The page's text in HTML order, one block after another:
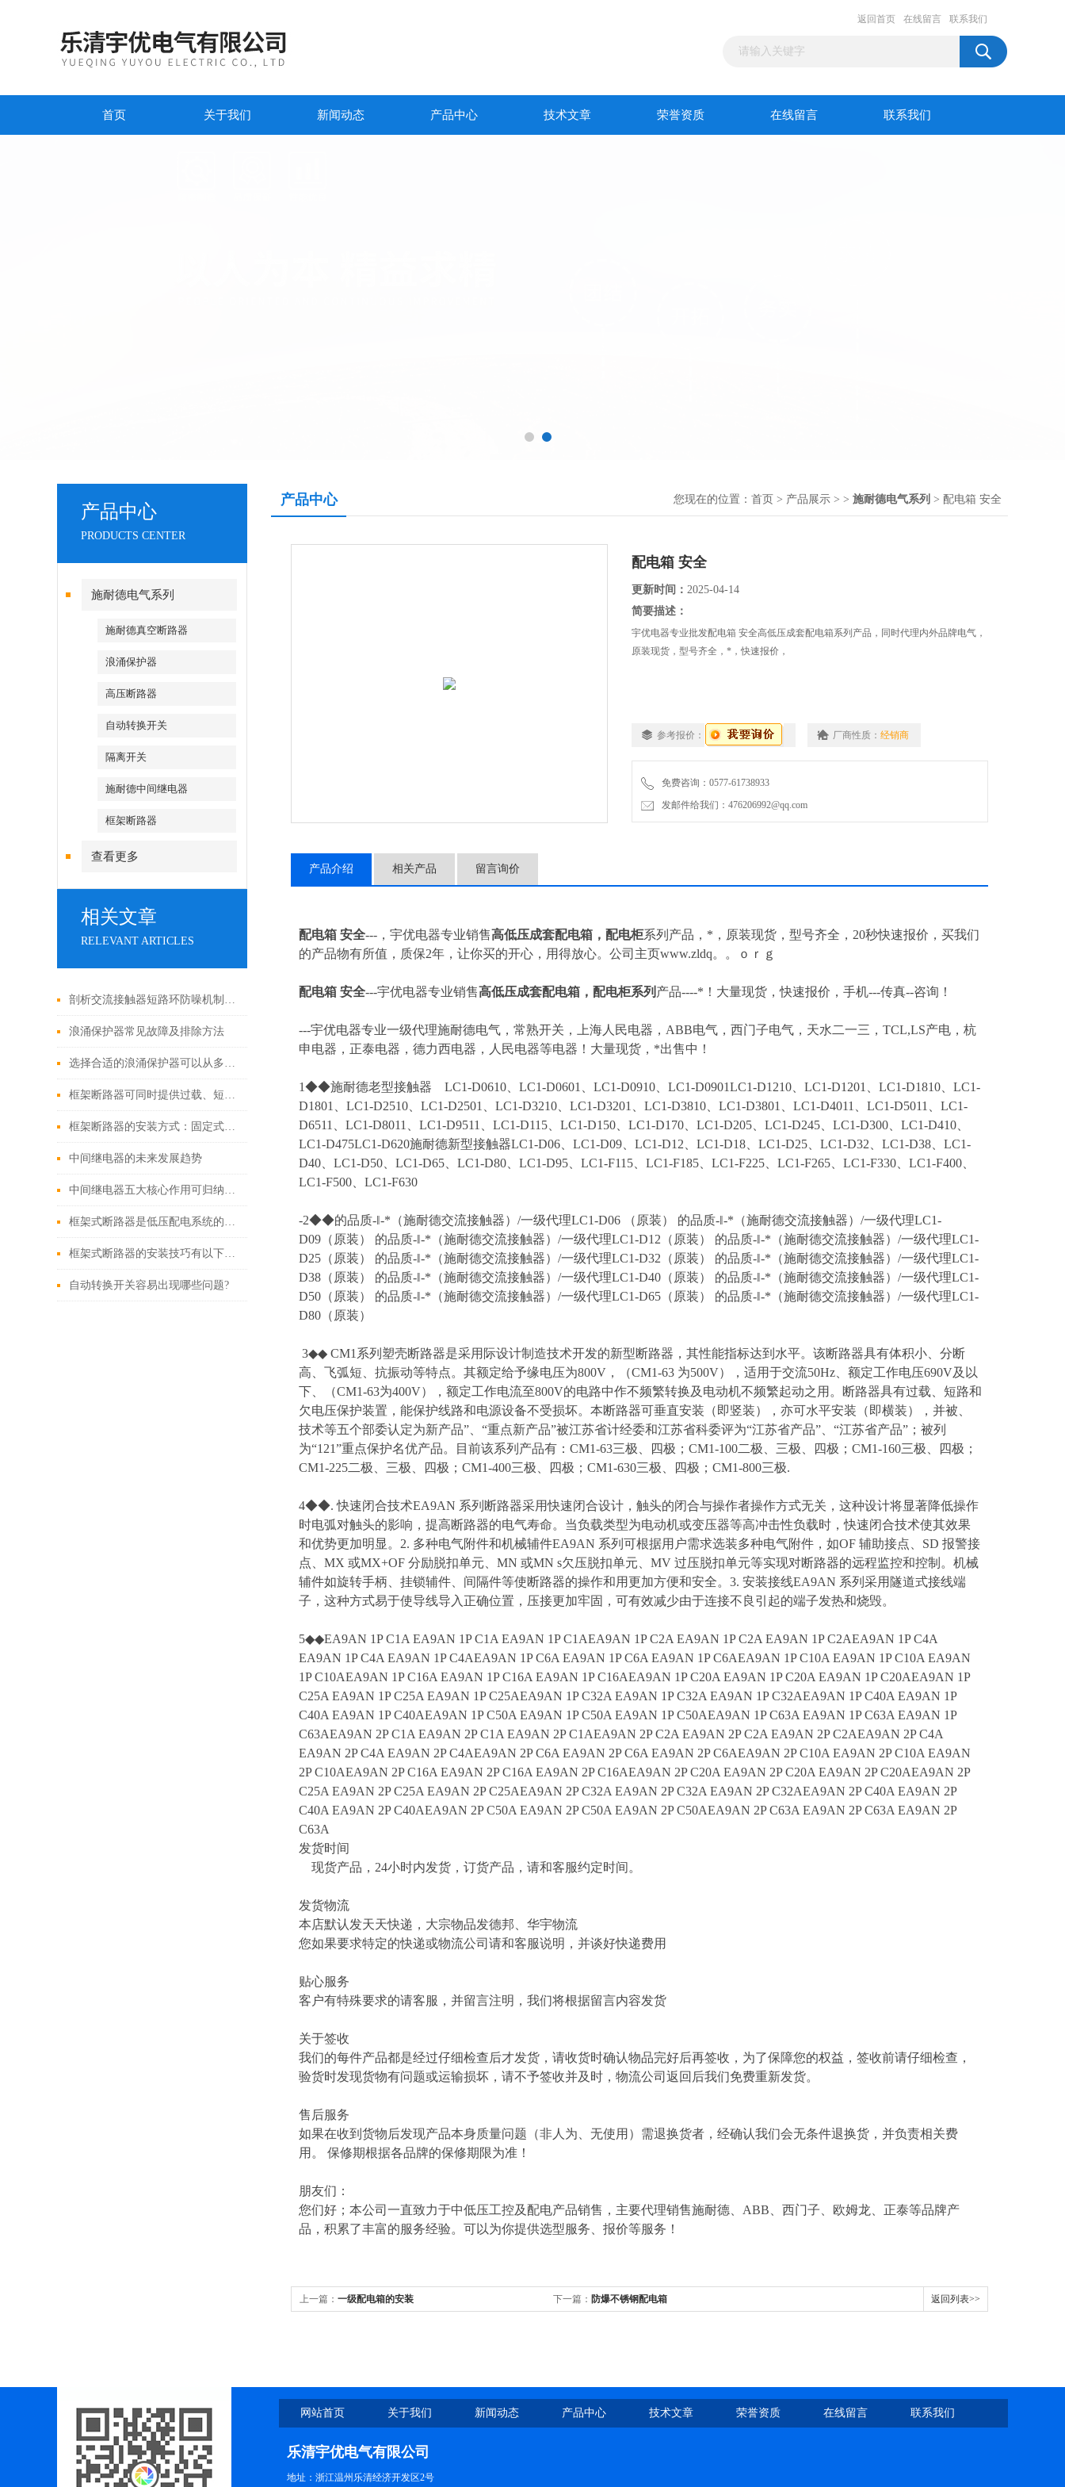
返回首页 在线留言 联系我们
首页 关于我们 新闻动态 产品中心 技术文章 荣誉资质 在线留言 联系我们
产品中心
PRODUCTS CENTER
施耐德电气系列
施耐德真空断路器
浪涌保护器
高压断路器
自动转换开关
隔离开关
施耐德中间继电器
框架断路器
查看更多
相关文章
RELEVANT ARTICLES
剖析交流接触器短路环防噪机制与电气安全操作红线
浪涌保护器常见故障及排除方法
选择合适的浪涌保护器可以从多个角度探讨
框架断路器可同时提供过载、短路、漏电保护功能
框架断路器的安装方式：固定式，插入式，抽出式
中间继电器的未来发展趋势
中间继电器五大核心作用可归纳如下
框架式断路器是低压配电系统的核心保护设备
框架式断路器的安装技巧有以下这些
自动转换开关容易出现哪些问题?
产品中心 您现在的位置： 首页 > 产品展示 > > 施耐德电气系列 > 配电箱 安全
配电箱 安全
更新时间： 2025-04-14
简要描述：
宇优电器专业批发配电箱 安全高低压成套配电箱系列产品，同时代理内外品牌电气，
原装现货，型号齐全，*，快速报价，
参考报价： 厂商性质： 经销商
免费咨询：0577-61738933
发邮件给我们：476206992@qq.com
产品介绍 相关产品 留言询价
配电箱 安全---，宇优电器专业销售高低压成套配电箱，配电柜系列产品，*，原装现货，型号齐全，20秒快速报价，买我们
的产品物有所值，质保2年，让你买的开心，用得放心。公司主页www.zldq。。ｏｒｇ
配电箱 安全---宇优电器专业销售高低压成套配电箱，配电柜系列 产品----*！大量现货，快速报价，手机---传真--咨询！
---宇优电器专业一级代理施耐德电气，常熟开关，上海人民电器，ABB电气，西门子电气，天水二一三，TCL,LS产电，杭
申电器，正泰电器，德力西电器，人民电器等电器！大量现货，*出售中！
1◆◆施耐德老型接触器 LC1-D0610、LC1-D0601、LC1-D0910、LC1-D0901LC1-D1210、LC1-D1201、LC1-D1810、LC1-
D1801、LC1-D2510、LC1-D2501、LC1-D3210、LC1-D3201、LC1-D3810、LC1-D3801、LC1-D4011、LC1-D5011、LC1-
D6511、LC1-D8011、LC1-D9511、LC1-D115、LC1-D150、LC1-D170、LC1-D205、LC1-D245、LC1-D300、LC1-D410、
LC1-D475LC1-D620施耐德新型接触器LC1-D06、LC1-D09、LC1-D12、LC1-D18、LC1-D25、LC1-D32、LC1-D38、LC1-
D40、LC1-D50、LC1-D65、LC1-D80、LC1-D95、LC1-F115、LC1-F185、LC1-F225、LC1-F265、LC1-F330、LC1-F400、
LC1-F500、LC1-F630
-2◆◆的品质-‖-*（施耐德交流接触器）/一级代理LC1-D06 （原装） 的品质-‖-*（施耐德交流接触器）/一级代理LC1-
D09（原装） 的品质-‖-*（施耐德交流接触器）/一级代理LC1-D12（原装） 的品质-‖-*（施耐德交流接触器）/一级代理LC1-
D25（原装） 的品质-‖-*（施耐德交流接触器）/一级代理LC1-D32（原装） 的品质-‖-*（施耐德交流接触器）/一级代理LC1-
D38（原装） 的品质-‖-*（施耐德交流接触器）/一级代理LC1-D40（原装） 的品质-‖-*（施耐德交流接触器）/一级代理LC1-
D50（原装） 的品质-‖-*（施耐德交流接触器）/一级代理LC1-D65（原装） 的品质-‖-*（施耐德交流接触器）/一级代理LC1-
D80（原装）
3◆◆ CM1系列塑壳断路器是采用际设计制造技术开发的新型断路器，其性能指标达到水平。该断路器具有体积小、分断
高、飞弧短、抗振动等特点。其额定给予缘电压为800V，（CM1-63 为500V），适用于交流50Hz、额定工作电压690V及以
下、（CM1-63为400V），额定工作电流至800V的电路中作不频繁转换及电动机不频繁起动之用。断路器具有过载、短路和
欠电压保护装置，能保护线路和电源设备不受损坏。本断路器可垂直安装（即竖装），亦可水平安装（即横装），并被、
技术等五个部委认定为新产品”、“重点新产品”被江苏省计经委和江苏省科委评为“江苏省产品”、“江苏省产品”；被列
为“121”重点保护名优产品。目前该系列产品有：CM1-63三极、四极；CM1-100二极、三极、四极；CM1-160三极、四极；
CM1-225二极、三极、四极；CM1-400三极、四极；CM1-630三极、四极；CM1-800三极.
4◆◆. 快速闭合技术EA9AN 系列断路器采用快速闭合设计，触头的闭合与操作者操作方式无关，这种设计将显著降低操作
时电弧对触头的影响，提高断路器的电气寿命。当负载类型为电动机或变压器等高冲击性负载时，快速闭合技术使其效果
和优势更加明显。2. 多种电气附件和机械辅件EA9AN 系列可根据用户需求选装多种电气附件，如OF 辅助接点、SD 报警接
点、MX 或MX+OF 分励脱扣单元、MN 或MN s欠压脱扣单元、MV 过压脱扣单元等实现对断路器的远程监控和控制。机械
辅件如旋转手柄、挂锁辅件、间隔件等使断路器的操作和用更加方便和安全。3. 安装接线EA9AN 系列采用隧道式接线端
子，这种方式易于使导线导入正确位置，压接更加牢固，可有效减少由于连接不良引起的端子发热和烧毁。
5◆◆EA9AN 1P C1A EA9AN 1P C1A EA9AN 1P C1AEA9AN 1P C2A EA9AN 1P C2A EA9AN 1P C2AEA9AN 1P C4A
EA9AN 1P C4A EA9AN 1P C4AEA9AN 1P C6A EA9AN 1P C6A EA9AN 1P C6AEA9AN 1P C10A EA9AN 1P C10A EA9AN
1P C10AEA9AN 1P C16A EA9AN 1P C16A EA9AN 1P C16AEA9AN 1P C20A EA9AN 1P C20A EA9AN 1P C20AEA9AN 1P
C25A EA9AN 1P C25A EA9AN 1P C25AEA9AN 1P C32A EA9AN 1P C32A EA9AN 1P C32AEA9AN 1P C40A EA9AN 1P
C40A EA9AN 1P C40AEA9AN 1P C50A EA9AN 1P C50A EA9AN 1P C50AEA9AN 1P C63A EA9AN 1P C63A EA9AN 1P
C63AEA9AN 2P C1A EA9AN 2P C1A EA9AN 2P C1AEA9AN 2P C2A EA9AN 2P C2A EA9AN 2P C2AEA9AN 2P C4A
EA9AN 2P C4A EA9AN 2P C4AEA9AN 2P C6A EA9AN 2P C6A EA9AN 2P C6AEA9AN 2P C10A EA9AN 2P C10A EA9AN
2P C10AEA9AN 2P C16A EA9AN 2P C16A EA9AN 2P C16AEA9AN 2P C20A EA9AN 2P C20A EA9AN 2P C20AEA9AN 2P
C25A EA9AN 2P C25A EA9AN 2P C25AEA9AN 2P C32A EA9AN 2P C32A EA9AN 2P C32AEA9AN 2P C40A EA9AN 2P
C40A EA9AN 2P C40AEA9AN 2P C50A EA9AN 2P C50A EA9AN 2P C50AEA9AN 2P C63A EA9AN 2P C63A EA9AN 2P
C63A
发货时间
现货产品，24小时内发货，订货产品，请和客服约定时间。
发货物流
本店默认发天天快递，大宗物品发德邦、华宇物流
您如果要求特定的快递或物流公司请和客服说明，并谈好快递费用
贴心服务
客户有特殊要求的请客服，并留言注明，我们将根据留言内容发货
关于签收
我们的每件产品都是经过仔细检查后才发货，请收货时确认物品完好后再签收，为了保障您的权益，签收前请仔细检查，
验货时发现货物有问题或运输损坏，请不予签收并及时，物流公司返回后我们免费重新发货。
售后服务
如果在收到货物后发现产品本身质量问题（非人为、无使用）需退换货者，经确认我们会无条件退换货，并负责相关费
用。 保修期根据各品牌的保修期限为准！
朋友们：
您们好；本公司一直致力于中低压工控及配电产品销售，主要代理销售施耐德、ABB、西门子、欧姆龙、正泰等品牌产
品，积累了丰富的服务经验。可以为你提供选型服务、报价等服务！
上一篇： 一级配电箱的安装 下一篇： 防爆不锈钢配电箱 返回列表>>
网站首页 关于我们 新闻动态 产品中心 技术文章 荣誉资质 在线留言 联系我们
乐清宇优电气有限公司
地址：浙江温州乐清经济开发区2号